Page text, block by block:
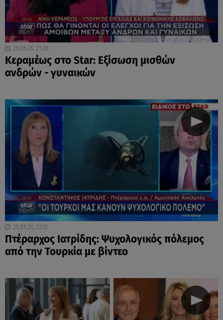
26.05.26, 21:26
Κεραμέως στο Star: Εξίσωση μισθών
ανδρών - γυναικών
25.05.26, 22:15
Πτέραρχος Ιατρίδης: Ψυχολογικός πόλεμος
από την Τουρκία με βίντεο